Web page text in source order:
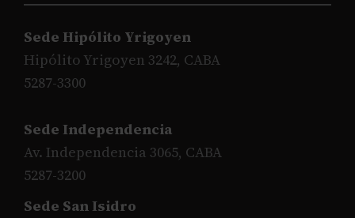
Sede Hipólito Yrigoyen
Hipólito Yrigoyen 3242, CABA
5287-3300
Sede Independencia
Av. Independencia 3065, CABA
5287-3200
Sede San Isidro